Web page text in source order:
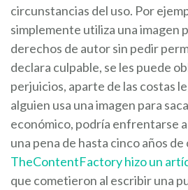
circunstancias del uso. Por
simplemente utiliza una imagen
derechos de autor sin pedir
declara culpable, se les puede
perjuicios, aparte de las costas
alguien usa una imagen para
económico, podría enfrentarse
una pena de hasta cinco años de
TheContentFactory hizo un
que cometieron al escribir una